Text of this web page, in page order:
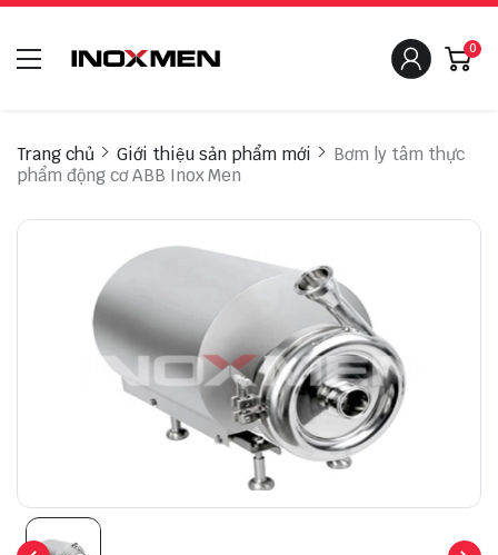
0
Trang chủ Giới thiệu sản phẩm mới
Bơm ly tâm thực
phẩm động cơ ABB Inox Men